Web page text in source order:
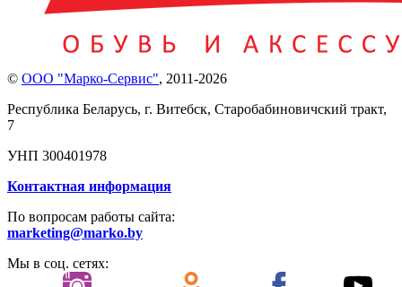
© ООО "Марко-Сервис", 2011-2026
Республика Беларусь, г. Витебск, Старобабиновичский тракт,
7
УНП 300401978
Контактная информация
По вопросам работы сайта:
marketing@marko.by
Мы в соц. сетях: